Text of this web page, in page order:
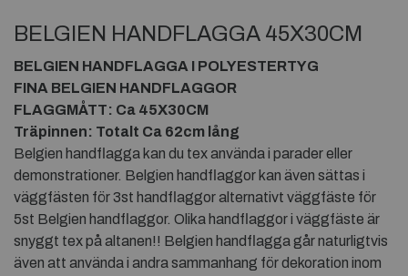
BELGIEN HANDFLAGGA 45X30CM
BELGIEN HANDFLAGGA I POLYESTERTYG
FINA BELGIEN HANDFLAGGOR
FLAGGMÅTT: Ca 45X30CM
Träpinnen: Totalt Ca 62cm lång
Belgien handflagga kan du tex använda i parader eller
demonstrationer. Belgien handflaggor kan även sättas i
väggfästen för 3st handflaggor alternativt väggfäste för
5st Belgien handflaggor. Olika handflaggor i väggfäste är
snyggt tex på altanen!! Belgien handflagga går naturligtvis
även att använda i andra sammanhang för dekoration inom